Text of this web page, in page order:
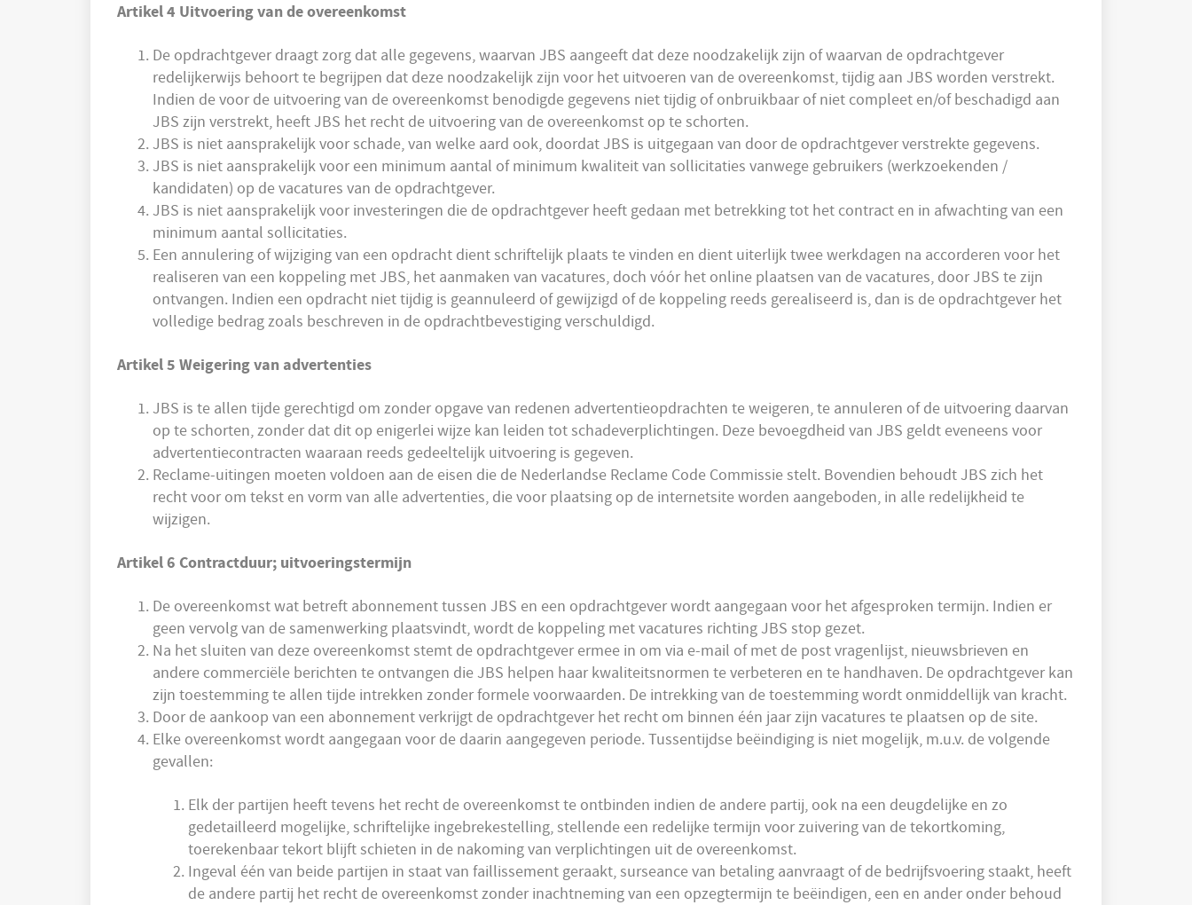
Artikel 4 Uitvoering van de overeenkomst
De opdrachtgever draagt zorg dat alle gegevens, waarvan JBS aangeeft dat deze noodzakelijk zijn of waarvan de opdrachtgever
redelijkerwijs behoort te begrijpen dat deze noodzakelijk zijn voor het uitvoeren van de overeenkomst, tijdig aan JBS worden verstrekt.
Indien de voor de uitvoering van de overeenkomst benodigde gegevens niet tijdig of onbruikbaar of niet compleet en/of beschadigd aan
JBS zijn verstrekt, heeft JBS het recht de uitvoering van de overeenkomst op te schorten.
JBS is niet aansprakelijk voor schade, van welke aard ook, doordat JBS is uitgegaan van door de opdrachtgever verstrekte gegevens.
JBS is niet aansprakelijk voor een minimum aantal of minimum kwaliteit van sollicitaties vanwege gebruikers (werkzoekenden /
kandidaten) op de vacatures van de opdrachtgever.
JBS is niet aansprakelijk voor investeringen die de opdrachtgever heeft gedaan met betrekking tot het contract en in afwachting van een
minimum aantal sollicitaties.
Een annulering of wijziging van een opdracht dient schriftelijk plaats te vinden en dient uiterlijk twee werkdagen na accorderen voor het
realiseren van een koppeling met JBS, het aanmaken van vacatures, doch vóór het online plaatsen van de vacatures, door JBS te zijn
ontvangen. Indien een opdracht niet tijdig is geannuleerd of gewijzigd of de koppeling reeds gerealiseerd is, dan is de opdrachtgever het
volledige bedrag zoals beschreven in de opdrachtbevestiging verschuldigd.
Artikel 5 Weigering van advertenties
JBS is te allen tijde gerechtigd om zonder opgave van redenen advertentieopdrachten te weigeren, te annuleren of de uitvoering daarvan
op te schorten, zonder dat dit op enigerlei wijze kan leiden tot schadeverplichtingen. Deze bevoegdheid van JBS geldt eveneens voor
advertentiecontracten waaraan reeds gedeeltelijk uitvoering is gegeven.
Reclame-uitingen moeten voldoen aan de eisen die de Nederlandse Reclame Code Commissie stelt. Bovendien behoudt JBS zich het
recht voor om tekst en vorm van alle advertenties, die voor plaatsing op de internetsite worden aangeboden, in alle redelijkheid te
wijzigen.
Artikel 6 Contractduur; uitvoeringstermijn
De overeenkomst wat betreft abonnement tussen JBS en een opdrachtgever wordt aangegaan voor het afgesproken termijn. Indien er
geen vervolg van de samenwerking plaatsvindt, wordt de koppeling met vacatures richting JBS stop gezet.
Na het sluiten van deze overeenkomst stemt de opdrachtgever ermee in om via e-mail of met de post vragenlijst, nieuwsbrieven en
andere commerciële berichten te ontvangen die JBS helpen haar kwaliteitsnormen te verbeteren en te handhaven. De opdrachtgever kan
zijn toestemming te allen tijde intrekken zonder formele voorwaarden. De intrekking van de toestemming wordt onmiddellijk van kracht.
Door de aankoop van een abonnement verkrijgt de opdrachtgever het recht om binnen één jaar zijn vacatures te plaatsen op de site.
Elke overeenkomst wordt aangegaan voor de daarin aangegeven periode. Tussentijdse beëindiging is niet mogelijk, m.u.v. de volgende
gevallen:
Elk der partijen heeft tevens het recht de overeenkomst te ontbinden indien de andere partij, ook na een deugdelijke en zo
gedetailleerd mogelijke, schriftelijke ingebrekestelling, stellende een redelijke termijn voor zuivering van de tekortkoming,
toerekenbaar tekort blijft schieten in de nakoming van verplichtingen uit de overeenkomst.
Ingeval één van beide partijen in staat van faillissement geraakt, surseance van betaling aanvraagt of de bedrijfsvoering staakt, heeft
de andere partij het recht de overeenkomst zonder inachtneming van een opzegtermijn te beëindigen, een en ander onder behoud